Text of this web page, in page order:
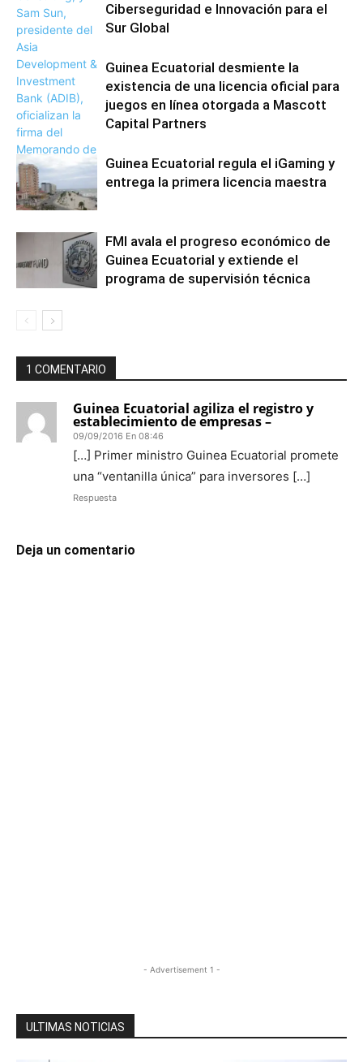
Ciberseguridad e Innovación para el
Sur Global
Guinea Ecuatorial desmiente la
existencia de una licencia oficial para
juegos en línea otorgada a Mascott
Capital Partners
Guinea Ecuatorial regula el iGaming y
entrega la primera licencia maestra
FMI avala el progreso económico de
Guinea Ecuatorial y extiende el
programa de supervisión técnica
1 COMENTARIO
Guinea Ecuatorial agiliza el registro y
establecimiento de empresas –
09/09/2016 En 08:46
[…] Primer ministro Guinea Ecuatorial promete
una “ventanilla única” para inversores […]
Respuesta
Deja un comentario
- Advertisement 1 -
ULTIMAS NOTICIAS